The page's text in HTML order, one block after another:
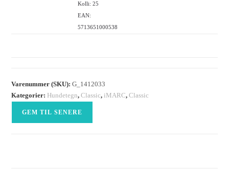
Kolli: 25
EAN:
5713651000538
Varenummer (SKU):G_1412033
Kategorier: Hundetegn,Classic,iMARC,Classic
GEM TIL SENERE